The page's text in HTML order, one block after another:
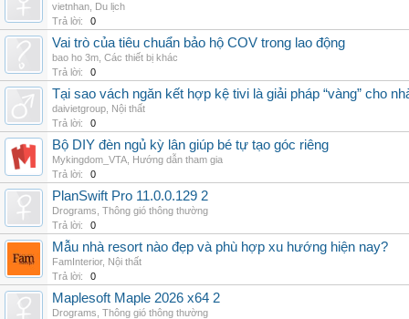
vietnhan Du lịch
Trả lời:
0
Vai trò của tiêu chuẩn bảo hộ COV trong lao động
bao ho 3m Các thiết bị khác
Trả lời:
0
Tại sao vách ngăn kết hợp kệ tivi là giải pháp “vàng” cho
daivietgroup Nội thất
Trả lời:
0
Bộ DIY đèn ngủ kỳ lân giúp bé tự tạo góc riêng
Mykingdom_VTA Hướng dẫn tham gia
Trả lời:
0
PlanSwift Pro 11.0.0.129 2
Drograms Thông gió thông thường
Trả lời:
0
Mẫu nhà resort nào đẹp và phù hợp xu hướng hiện nay?
FamInterior, Nội thất
Trả lời:
0
Maplesoft Maple 2026 x64 2
Drograms Thông gió thông thường